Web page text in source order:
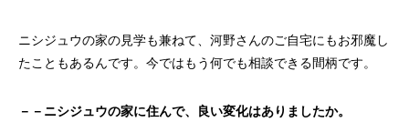
ニシジュウの家の見学も兼ねて、河野さんのご自宅にもお邪魔し
たこともあるんです。今ではもう何でも相談できる間柄です。
－－ニシジュウの家に住んで、良い変化はありましたか。